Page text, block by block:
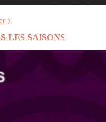
)
LES SAISONS